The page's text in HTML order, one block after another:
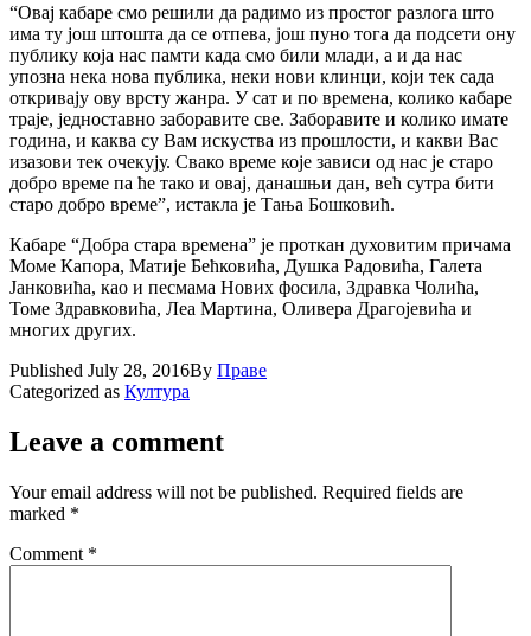
“Овај кабаре смо решили да радимо из простог разлога што
има ту још штошта да се отпева, још пуно тога да подсети ону
публику која нас памти када смо били млади, а и да нас
упозна нека нова публика, неки нови клинци, који тек сада
откривају ову врсту жанра. У сат и по времена, колико кабаре
траје, једноставно заборавите све. Заборавите и колико имате
година, и каква су Вам искуства из прошлости, и какви Вас
изазови тек очекују. Свако време које зависи од нас је старо
добро време па ће тако и овај, данашњи дан, већ сутра бити
старо добро време”, истакла је Тања Бошковић.
Кабаре “Добра стара времена” је проткан духовитим причама
Моме Капора, Матије Бећковића, Душка Радовића, Галета
Јанковића, као и песмама Нових фосила, Здравка Чолића,
Томе Здравковића, Леа Мартина, Оливера Драгојевића и
многих других.
Published July 28, 2016By Праве
Categorized as Култура
Leave a comment
Your email address will not be published. Required fields are
marked *
Comment *